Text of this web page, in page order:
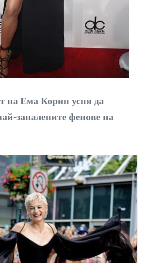
на Ема Корин успя да
запалените фенове на